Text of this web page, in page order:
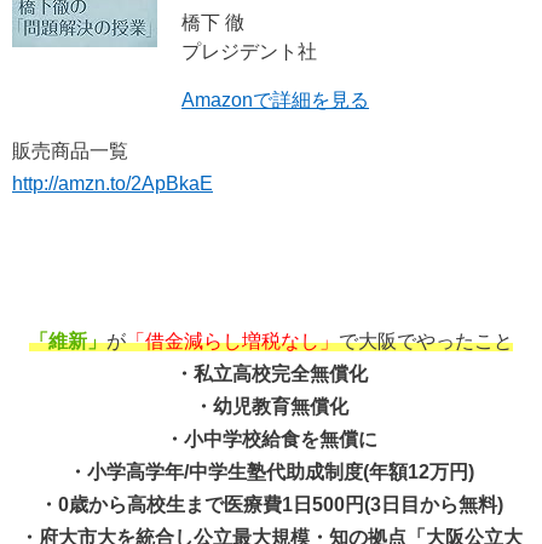
橋下 徹
プレジデント社
Amazonで詳細を見る
販売商品一覧
http://amzn.to/2ApBkaE
「維新」が「借金減らし増税なし」で大阪でやったこと
・私立高校完全無償化
・幼児教育無償化
・小中学校給食を無償に
・小学高学年/中学生塾代助成制度(年額12万円)
・0歳から高校生まで医療費1日500円(3日目から無料)
・府大市大を統合し公立最大規模・知の拠点「大阪公立大